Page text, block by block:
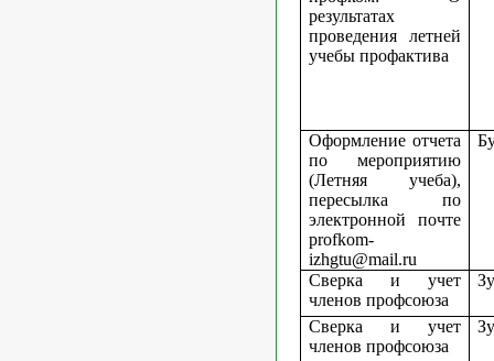
результатах
проведения летней
учебы профактива
Оформление отчета
по мероприятию
(Летняя учеба),
пересылка по
электронной почте
profkom-
izhgtu@mail.ru
Сверка и учет
членов профсоюза
Сверка и учет
членов профсоюза